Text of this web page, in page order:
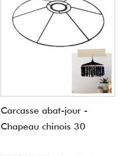
Carcasse abat-jour -
Chapeau chinois 30